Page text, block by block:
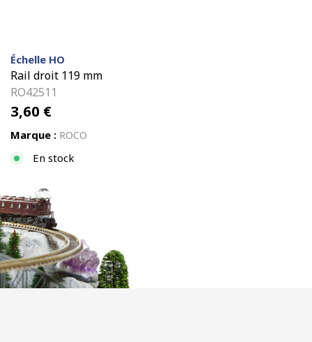
Échelle HO
Rail droit 119 mm
RO42511
3,60 €
Marque : ROCO
En stock